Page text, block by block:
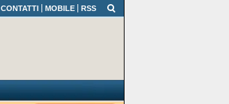
CONTATTI MOBILE RSS